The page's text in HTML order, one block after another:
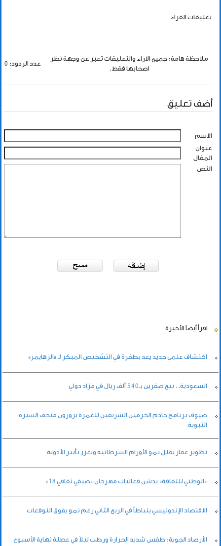
تعليقات القراء
ملاحظة هامة: جميع الاراء والتعليقات تعبر عن وجهة نظر
اصحابها فقط.
عدد الردود: 0
أضف تعليق
الاسم
عنوان
المقال
النص
اقرأ أيضاً الأخيرة
اكتشاف علمي جديد يعد بطفرة في التشخيص المبكر لـ «الزهايمر»
السعودية.. بيع صقرين بـ540 ألف ريال في مزاد دولي
ضيوف برنامج خادم الحرمين الشريفين للعمرة يزورون متحف السيرة
النبوية
تطوير عقار يقلل نمو الأورام السرطانية ويعزز تأثير الأدوية
«الوطني للثقافة» يدشن فعاليات مهرجان «صيفي ثقافي 18»
الاقتصاد الإندونيسي يتباطأ في الربع الثاني رغم نمو يفوق التوقعات
الأرصاد الجوية: طقس شديد الحرارة ورطب ليلاً في عطلة نهاية الأسبوع